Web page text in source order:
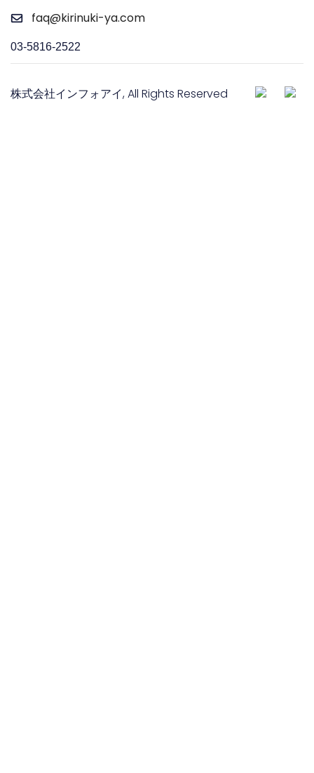
faq@kirinuki-ya.com
03-5816-2522
株式会社インフォアイ, All Rights Reserved